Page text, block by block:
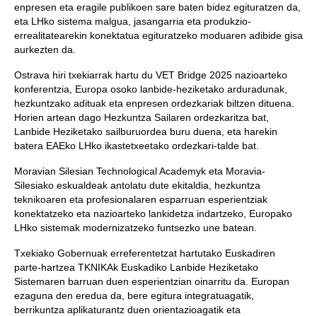
enpresen eta eragile publikoen sare baten bidez egituratzen da,
eta LHko sistema malgua, jasangarria eta produkzio-
errealitatearekin konektatua egituratzeko moduaren adibide gisa
aurkezten da.
Ostrava hiri txekiarrak hartu du VET Bridge 2025 nazioarteko
konferentzia, Europa osoko lanbide-heziketako arduradunak,
hezkuntzako adituak eta enpresen ordezkariak biltzen dituena.
Horien artean dago Hezkuntza Sailaren ordezkaritza bat,
Lanbide Heziketako sailburuordea buru duena, eta harekin
batera EAEko LHko ikastetxeetako ordezkari-talde bat.
Moravian Silesian Technological Academyk eta Moravia-
Silesiako eskualdeak antolatu dute ekitaldia, hezkuntza
teknikoaren eta profesionalaren esparruan esperientziak
konektatzeko eta nazioarteko lankidetza indartzeko, Europako
LHko sistemak modernizatzeko funtsezko une batean.
Txekiako Gobernuak erreferentetzat hartutako Euskadiren
parte-hartzea TKNIKAk Euskadiko Lanbide Heziketako
Sistemaren barruan duen esperientzian oinarritu da. Europan
ezaguna den eredua da, bere egitura integratuagatik,
berrikuntza aplikaturantz duen orientazioagatik eta